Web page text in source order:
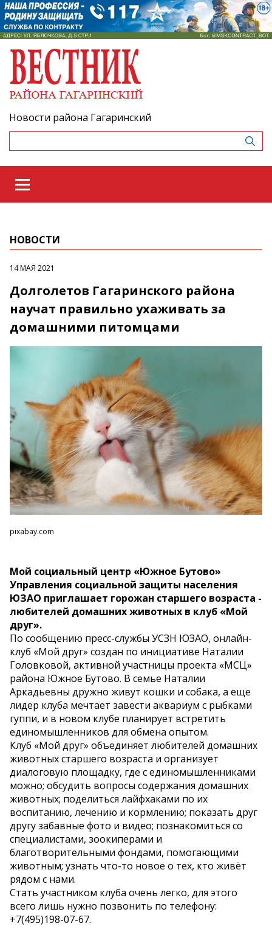
Новости района Гагаринский
НОВОСТИ
14 МАЯ 2021
Долголетов Гагаринского района
научат правильно ухаживать за
домашними питомцами
pixabay.com
Мой социальный центр «Южное Бутово»
Управления социальной защиты населения
ЮЗАО приглашает горожан старшего возраста -
любителей домашних животных в клуб «Мой
друг».
По сообщению пресс-службы УСЗН ЮЗАО, онлайн-
клуб «Мой друг» создан по инициативе Наталии
Головковой, активной участницы проекта «МСЦ»
района Южное Бутово. В семье Наталии
Аркадьевны дружно живут кошки и собака, а еще
лидер клуба мечтает завести аквариум с рыбками
гуппи, и в новом клубе планирует встретить
единомышленников для обмена опытом.
Клуб «Мой друг» объединяет любителей домашних
животных старшего возраста и организует
диалоговую площадку, где с единомышленниками
можно; обсудить вопросы содержания домашних
животных; поделиться лайфхаками по их
воспитанию, лечению и кормлению; показать друг
другу забавные фото и видео; познакомиться со
специалистами, зоокиперами и
благотворительными фондами, помогающими
животным; узнать что-то новое о тех, кто живёт
рядом с нами.
Стать участником клуба очень легко, для этого
всего лишь нужно позвонить по телефону:
+7(495)198-07-67.